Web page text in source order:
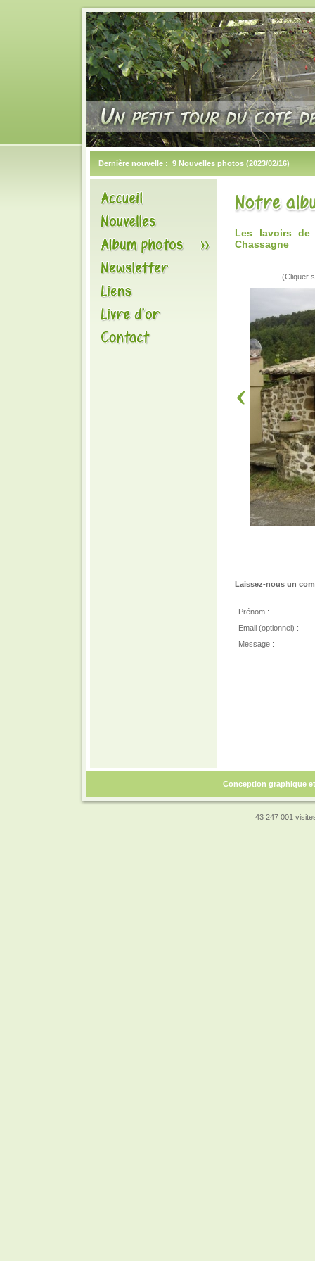
Dernière nouvelle : 9 Nouvelles photos (2023/02/16)
Les lavoirs
Chassagne
(Cliquer
Laissez-nous un
Prénom :
Email (optionnel) :
Message :
Conception graphique
43 247 001